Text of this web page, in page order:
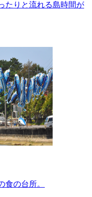
たりと流れる島時間が
食の台所。